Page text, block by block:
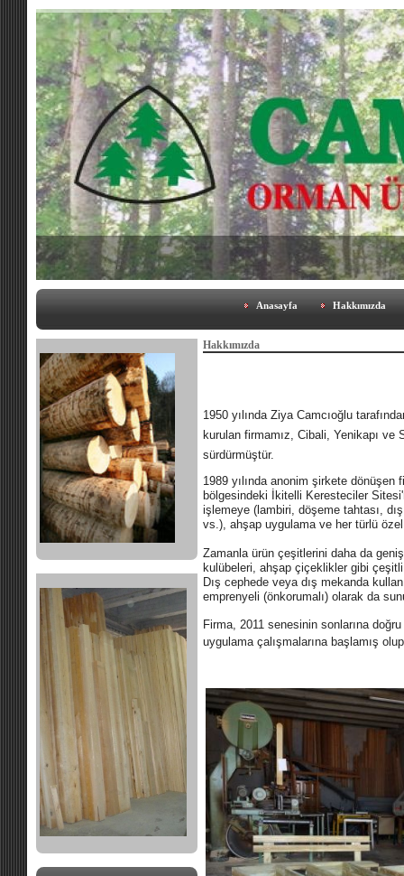
Anasayfa Hakkımızda
Hakkımızda
1950 yılında Ziya Camcıoğlu
kurulan firmamız, Cibali, Yenikapı
sürdürmüştür.
1989 yılında anonim şirkete dönüşen
bölgesindeki İkitelli Keresteciler
işlemeye (lambiri, döşeme tahtası,
vs.), ahşap uygulama ve her türlü
Zamanla ürün çeşitlerini daha da
kulübeleri, ahşap çiçeklikler gibi
Dış cephede veya dış mekanda
emprenyeli (önkorumalı) olarak da
Firma, 2011 senesinin sonlarına
uygulama çalışmalarına başlamış